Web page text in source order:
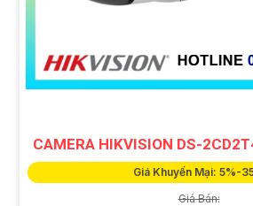
CAMERA HIKVISION DS-
Giá Khuyến Mại: 5%-
Giá Bán: